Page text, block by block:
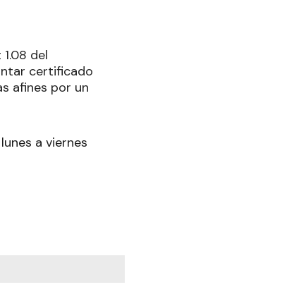
del
certificado
afines por un
a viernes